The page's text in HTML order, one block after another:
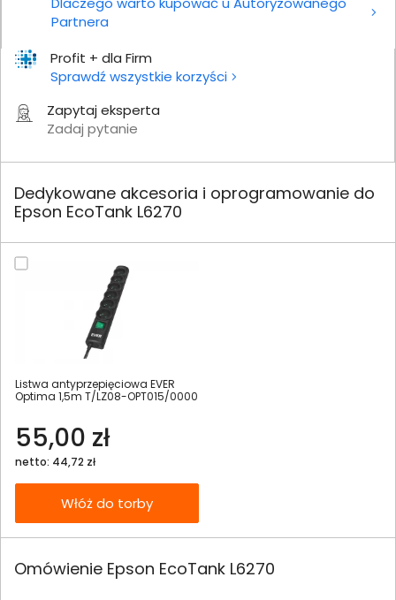
Profit + dla Firm
Sprawdź wszystkie korzyści
Zapytaj eksperta
Zadaj pytanie
Partnera
Dedykowane akcesoria i oprogramowanie do
Epson EcoTank L6270
Listwa antyprzepięciowa EVER
Optima 1,5m T/LZ08-OPT015/0000
55,00 zł
netto: 44,72 zł
Włóż do torby
Omówienie Epson EcoTank L6270